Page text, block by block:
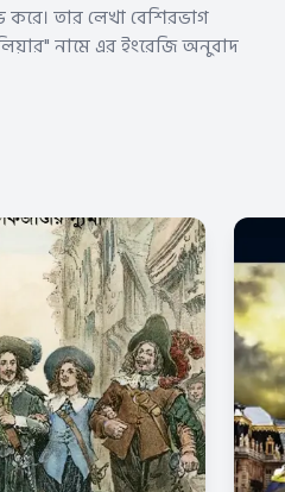
করে। তার লেখা বেশিরভাগ
নামে এর ইংরেজি অনুবাদ